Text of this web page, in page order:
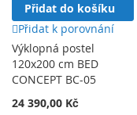
Přidat do košíku
Přidat k porovnání
Výklopná postel
120x200 cm BED
CONCEPT BC-05
24 390,00 Kč